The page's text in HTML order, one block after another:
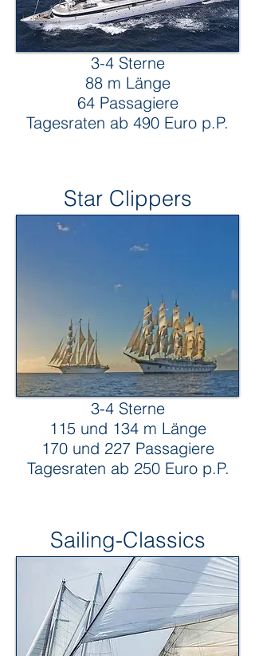
3-4 Sterne
88 m Länge
64 Passagiere
Tagesraten ab 490 Euro p.P.
Star Clippers
Star-Clippers
3-4 Sterne
115 und 134 m Länge
170 und 227 Passagiere
Tagesraten ab 250 Euro p.P.
Sailing-Classics